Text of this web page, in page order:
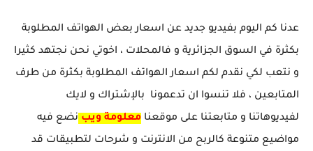
عدنا كم اليوم بفيديو جديد عن اسعار بعض الهواتف المطلوبة
بكثرة في السوق الجزائرية و فالمحلات ، اخوتي نحن نجتهد كثيرا
و نتعب لكي نقدم لكم اسعار الهواتف المطلوبة بكثرة من طرف
المتابعين ، فلا تنسوا ان تدعمونا بالإشتراك و لايك
لفيديوهاتنا و متابعتنا على موقعنا معلومة ويب نضع فيه
مواضيع متنوعة كالربح من الانترنت و شرحات لتطبيقات قد